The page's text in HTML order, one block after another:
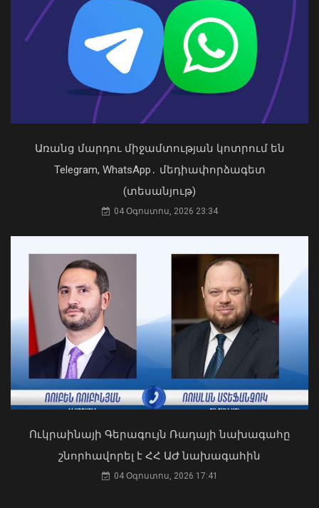
Հանրապետությունում
ավտոճանապարհներն անցանելի են
09 Օգոստոս, 2026 10:30
ԲՏԱ նախարար Դավիթ Թադևոսյանն
ընդունել է Ղազախստանի
փոխվարչապետ-նախարար Ժասլան
Մադիևին
08 Օգոստոս, 2026 23:52
Դուք 5 տարի ինձնից փախած եք ման
եկել. Կոնջորյանը՝ «Հայաստան»
դաշինքի պատգամավորներին
04 Օգոստոս, 2026 15:53
Առանց մարդու միջամտության կոտրում են
Telegram, WhatsApp․ մեդիափորձագետ
(տեսանյութ)
04 Օգոստոս, 2026 23:34
Ուկրաինայի Գերագույն Ռադայի նախագահը
շնորհավորել է ՀՀ ԱԺ նախագահին
04 Օգոստոս, 2026 17:41